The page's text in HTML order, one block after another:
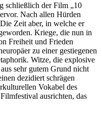
schließlich der Film „10
Nach allen Hürden
Zeit aber, in welche er
Kriege, die nun in
Freiheit und Frieden
zu einer gestiegenen
Witze, die explosive
sehr gutem Grund nicht
dezidiert schrägen
Vokabel des
ausrichten, das